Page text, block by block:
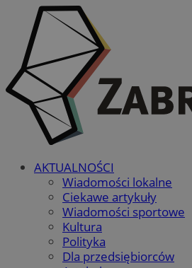
AKTUALNOŚCI
Wiadomości lokalne
Ciekawe artykuły
Wiadomości sportowe
Kultura
Polityka
Dla przedsiębiorców